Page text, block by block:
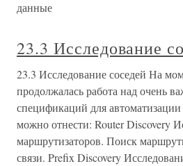
данные
23.3 Исследование
23.3 Исследование соседей На
продолжалась работа над очень
спецификаций для
можно отнести: Router Discovery
маршрутизаторов. Поиск
связи. Prefix Discovery